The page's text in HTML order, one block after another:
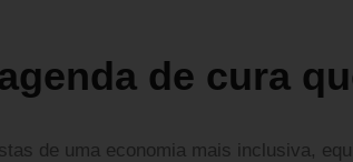
de cura
de uma economia mais inclusiva,